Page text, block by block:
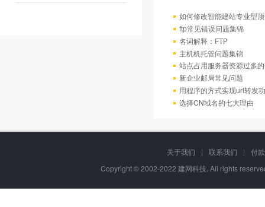
如何修改智能建站专业型
ftp常见错误问题集锦
名词解释：FTP
主机机托管问题集锦
站点占用服务器资源过多
新企业邮局常见问题
用程序的方式实现url转发
选择CN域名的七大理由
关于我们 | 联系我们 |
付
Copyright © 2002-2022 建网科技, All rights